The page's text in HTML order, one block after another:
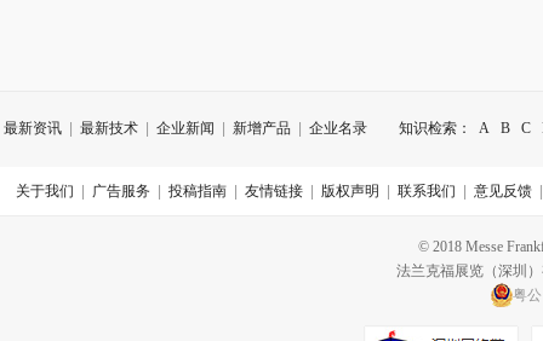
最新资讯 最新技术 企业新闻 新增产品 企业名录 知识检索： A B C
关于我们 广告服务 投稿指南 友情链接 版权声明 联系我们 意见反馈
© 2018 Messe
法兰克福展览（深圳
粤